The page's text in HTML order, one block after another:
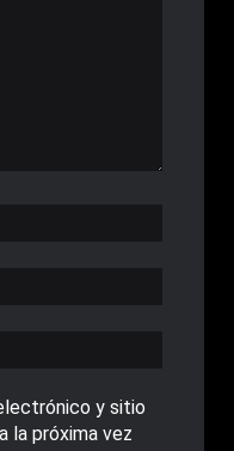
y sitio
la próxima vez